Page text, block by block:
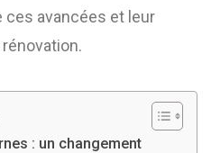
ces avancées et leur
: un changement